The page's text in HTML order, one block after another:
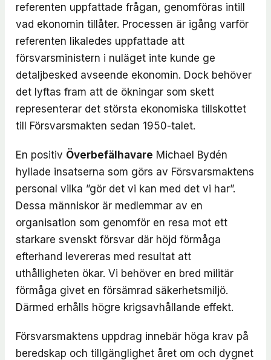
referenten uppfattade frågan, genomföras intill
vad ekonomin tillåter. Processen är igång varför
referenten likaledes uppfattade att
försvarsministern i nuläget inte kunde ge
detaljbesked avseende ekonomin. Dock behöver
det lyftas fram att de ökningar som skett
representerar det största ekonomiska tillskottet
till Försvarsmakten sedan 1950-talet.
En positiv Överbefälhavare Michael Bydén
hyllade insatserna som görs av Försvarsmaktens
personal vilka ”gör det vi kan med det vi har”.
Dessa människor är medlemmar av en
organisation som genomför en resa mot ett
starkare svenskt försvar där höjd förmåga
efterhand levereras med resultat att
uthålligheten ökar. Vi behöver en bred militär
förmåga givet en försämrad säkerhetsmiljö.
Därmed erhålls högre krigsavhållande effekt.
Försvarsmaktens uppdrag innebär höga krav på
beredskap och tillgänglighet året om och dygnet